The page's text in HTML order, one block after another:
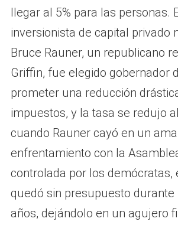
llegar al 5% para las personas.
inversionista de capital privado
Bruce Rauner, un republicano
Griffin, fue elegido gobernador
prometer una reducción
impuestos, y la tasa se redujo
cuando Rauner cayó en un
enfrentamiento con la
controlada por los demócratas,
quedó sin presupuesto durante
años, dejándolo en un agujero